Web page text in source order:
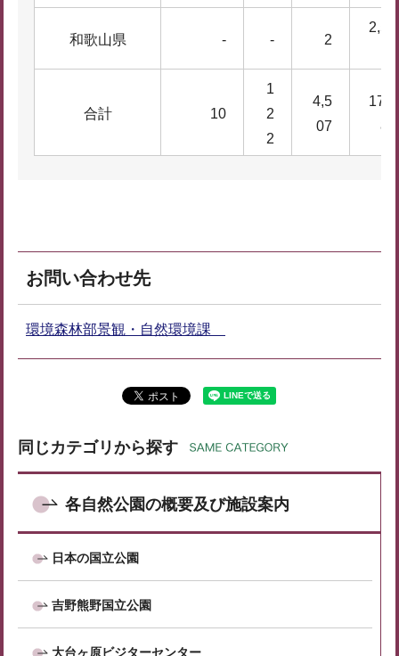
和歌山県 - - 2
2,53
合計 10
1
2
2
4,5
07
17,9
81
お問い合わせ先
環境森林部景観・自然環境課
同じカテゴリから探す
各自然公園の概要及び施設案内
日本の国立公園
吉野熊野国立公園
大台ヶ原ビジターセンター